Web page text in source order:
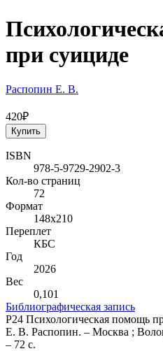
при суициде
Распопин Е. В.
420₽
Купить
ISBN
978-5-9729-2902-3
Кол-во страниц
72
Формат
148х210
Переплет
КБС
Год
2026
Вес
0,101
Библиографическая запись
Р24 Психологическая помощь
Е. В. Распопин. – Москва ;
– 72 с.